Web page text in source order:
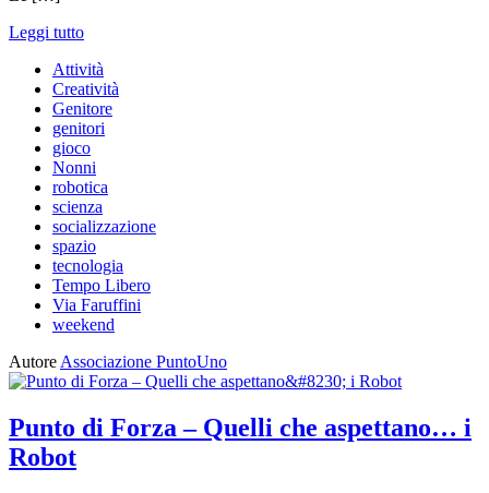
Leggi tutto
Attività
Creatività
Genitore
genitori
gioco
Nonni
robotica
scienza
socializzazione
spazio
tecnologia
Tempo Libero
Via Faruffini
weekend
Autore Associazione PuntoUno
Punto di Forza – Quelli che aspettano… i
Robot